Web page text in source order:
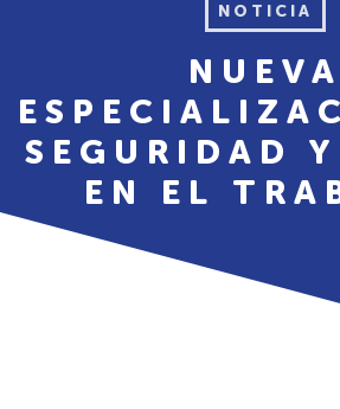
NOTICIA
NUEVA
SEGURIDAD
EN EL